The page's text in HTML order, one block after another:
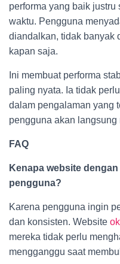
performa yang baik
waktu. Pengguna
diandalkan, tidak banyak
kapan saja.
Ini membuat performa
paling nyata. Ia tidak
dalam pengalaman yang
pengguna akan
FAQ
Kenapa website
pengguna?
Karena pengguna ingin
dan konsisten. Website
mereka tidak perlu
mengganggu saat